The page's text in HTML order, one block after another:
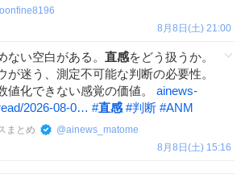
8月8日(土) 21:00
ない空白がある。 直感をどう扱うか。
が迷う、測定不可能な判断の必要性。
値化できない感覚の価値。 ainews-
2026-08-0… #直感 #判断 #ANM
まとめ @ainews_matome
8月8日(土) 15:16